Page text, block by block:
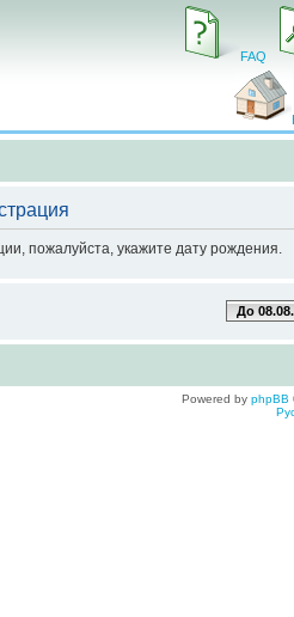
FAQ
пожалуйста, укажите дату рождения.
До
Powered by phpBB